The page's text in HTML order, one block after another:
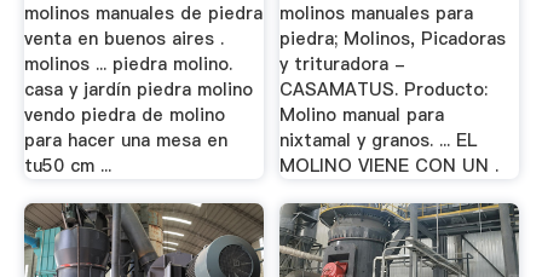
molinos manuales de piedra
venta en buenos aires .
molinos ... piedra molino.
casa y jardín piedra molino
vendo piedra de molino
para hacer una mesa en
tu50 cm ...
molinos manuales para
piedra; Molinos, Picadoras
y trituradora -
CASAMATUS. Producto:
Molino manual para
nixtamal y granos. ... EL
MOLINO VIENE CON UN .